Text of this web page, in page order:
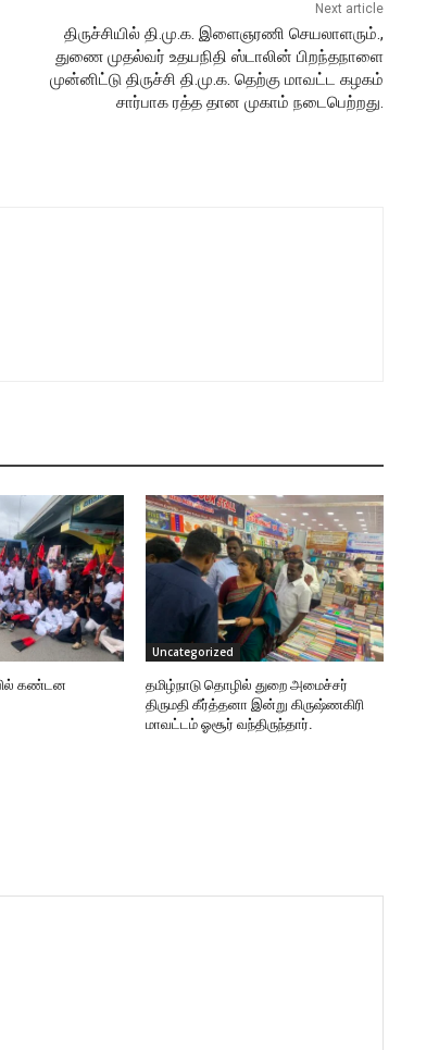
Next article
திருச்சியில் தி.மு.க. இளைஞரணி செயலாளரும்.,
துணை முதல்வர் உதயநிதி ஸ்டாலின் பிறந்தநாளை
முன்னிட்டு திருச்சி தி.மு.க. தெற்கு மாவட்ட கழகம்
சார்பாக ரத்த தான முகாம் நடைபெற்றது.
கண்டன
Uncategorized
தமிழ்நாடு தொழில் துறை அமைச்சர்
திருமதி கீர்த்தனா இன்று கிருஷ்ணகிரி
மாவட்டம் ஓசூர் வந்திருந்தார்.